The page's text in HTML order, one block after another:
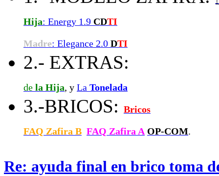
Hija: Energy 1.9 CDTI
Madre: Elegance 2.0 DTI
2.- EXTRAS:
de la Hija, y La Tonelada
3.-BRICOS: Bricos
FAQ Zafira B FAQ Zafira A OP-COM.
Re: ayuda final en brico toma